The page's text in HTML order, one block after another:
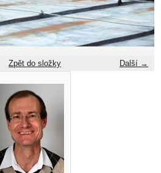
Další →
Zpět do složky